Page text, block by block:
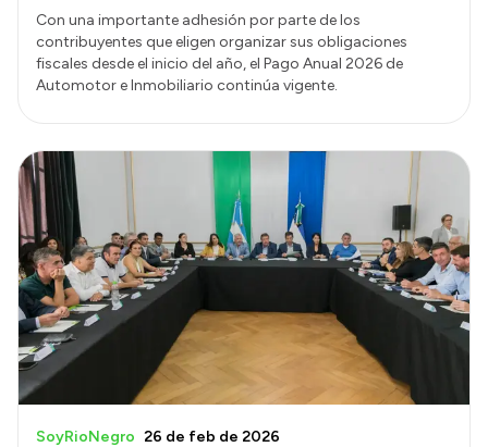
Con una importante adhesión por parte de los
contribuyentes que eligen organizar sus obligaciones
fiscales desde el inicio del año, el Pago Anual 2026 de
Automotor e Inmobiliario continúa vigente.
SoyRioNegro 26 de feb de 2026